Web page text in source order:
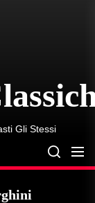
Gli Stessi